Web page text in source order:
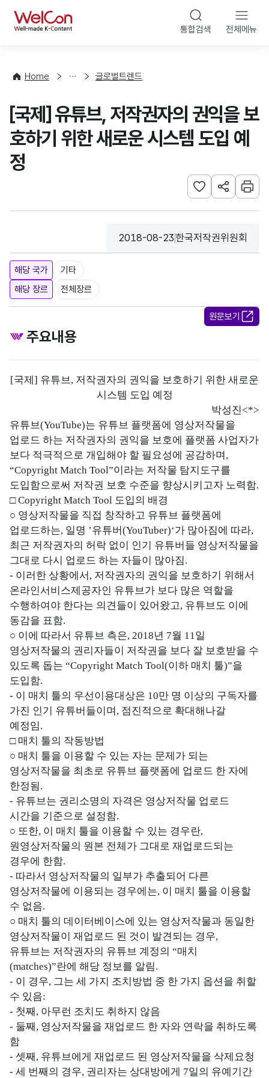
WelCon 통합검색 전체메뉴
Home
향
계
글로벌트렌드
[국제] 유튜브, 저작권자의 권익을 보
호하기 위한 새로운 시스템 도입 예
정
관심사 등록하기
URL 공유하
인쇄
등록일
2018-08-23
수집기관
한국저작권위원회
해당 국가
기타
해당 장르
전체장르
원문보기
주요내용
[국제] 유튜브, 저작권자의 권익을 보호하기 위한 새로운
시스템 도입 예정
박성진<*>
유튜브(YouTube)는 유튜브 플랫폼에 영상저작물을
업로드 하는 저작권자의 권익을 보호에 플랫폼 사업자가
보다 적극적으로 개입해야 할 필요성에 공감하며,
“Copyright Match Tool”이라는 저작물 탐지도구를
도입함으로써 저작권 보호 수준을 향상시키고자 노력함.
□ Copyright Match Tool 도입의 배경
○ 영상저작물을 직접 창작하고 유튜브 플랫폼에
업로드하는, 일명 ’유튜버(YouTuber)‘가 많아짐에 따라,
최근 저작권자의 허락 없이 인기 유튜버들 영상저작물을
그대로 다시 업로드 하는 자들이 많아짐.
- 이러한 상황에서, 저작권자의 권익을 보호하기 위해서
온라인서비스제공자인 유튜브가 보다 많은 역할을
수행하여야 한다는 의견들이 있어왔고, 유튜브도 이에
동감을 표함.
○ 이에 따라서 유튜브 측은, 2018년 7월 11일
영상저작물의 권리자들이 저작권을 보다 잘 보호받을 수
있도록 돕는 “Copyright Match Tool(이하 매치 툴)”을
도입함.
- 이 매치 툴의 우선이용대상은 10만 명 이상의 구독자를
가진 인기 유튜버들이며, 점진적으로 확대해나갈
예정임.
□ 매치 툴의 작동방법
○ 매치 툴을 이용할 수 있는 자는 문제가 되는
영상저작물을 최초로 유튜브 플랫폼에 업로드 한 자에
한정됨.
- 유튜브는 권리소명의 자격은 영상저작물 업로드
시간을 기준으로 설정함.
○ 또한, 이 매치 툴을 이용할 수 있는 경우란,
원영상저작물의 원본 전체가 그대로 재업로드되는
경우에 한함.
- 따라서 영상저작물의 일부가 추출되어 다른
영상저작물에 이용되는 경우에는, 이 매치 툴을 이용할
수 없음.
○ 매치 툴의 데이터베이스에 있는 영상저작물과 동일한
영상저작물이 재업로드 된 것이 발견되는 경우,
유튜브는 저작권자의 유튜브 계정의 “매치
(matches)”란에 해당 정보를 알림.
- 이 경우, 그는 세 가지 조치방법 중 한 가지 옵션을 취할
수 있음:
- 첫째, 아무런 조치도 취하지 않음
- 둘째, 영상저작물을 재업로드 한 자와 연락을 취하도록
함
- 셋째, 유튜브에게 재업로드 된 영상저작물을 삭제요청
- 세 번째의 경우, 권리자는 상대방에게 7일의 유예기간